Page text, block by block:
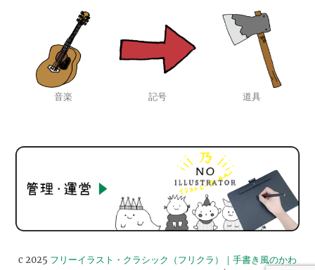
音楽 記号 道具
c 2025 フリーイラスト・クラシック（フリクラ）｜手書き風のかわ